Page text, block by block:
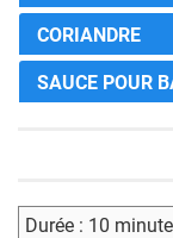
CORIANDRE
SAUCE POUR
Durée : 10